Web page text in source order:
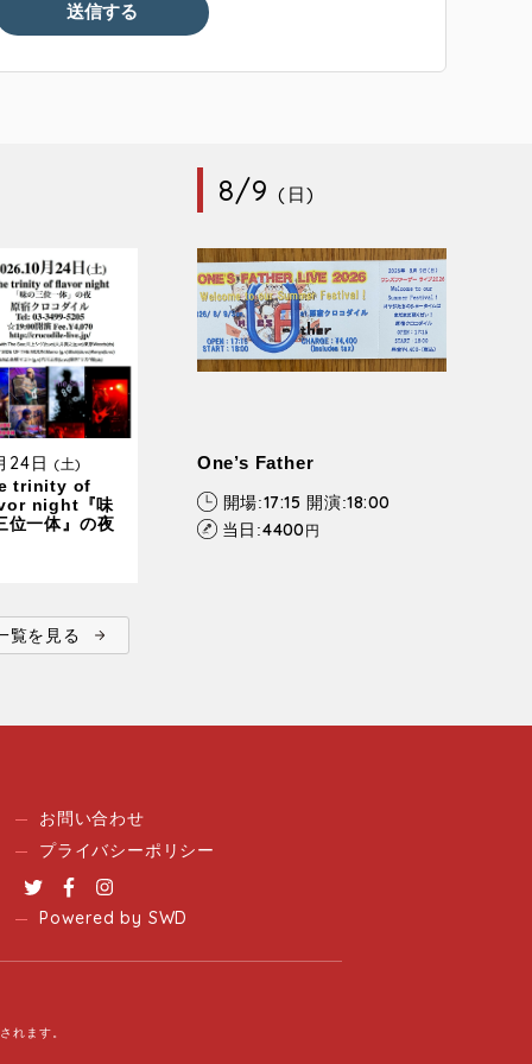
24日 (土)
trinity of
night『味
位一体』の夜
覧を見る
8/9(日)
One’s Father
開場:17:15 開演:18:00
当日:4400 円
お問い合わせ
プライバシーポリシー
TwitterFacebook
Powered by SWD
れます。